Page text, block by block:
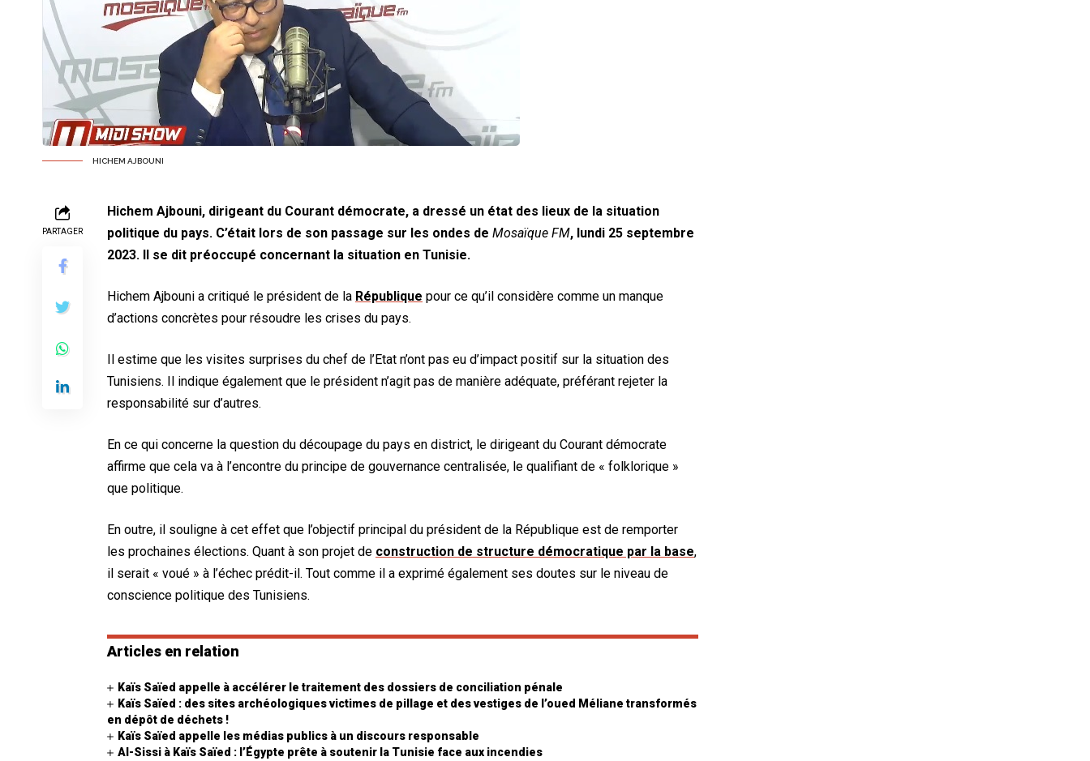
HICHEM AJBOUNI
PARTAGER
Hichem Ajbouni, dirigeant du Courant démocrate, a dressé un état des lieux de la situation
politique du pays. C’était lors de son passage sur les ondes de Mosaïque FM, lundi 25 septembre
2023. Il se dit préoccupé concernant la situation en Tunisie.
Hichem Ajbouni a critiqué le président de la République pour ce qu’il considère comme un manque
d’actions concrètes pour résoudre les crises du pays.
Il estime que les visites surprises du chef de l’Etat n’ont pas eu d’impact positif sur la situation des
Tunisiens. Il indique également que le président n’agit pas de manière adéquate, préférant rejeter la
responsabilité sur d’autres.
En ce qui concerne la question du découpage du pays en district, le dirigeant du Courant démocrate
affirme que cela va à l’encontre du principe de gouvernance centralisée, le qualifiant de « folklorique »
que politique.
En outre, il souligne à cet effet que l’objectif principal du président de la République est de remporter
les prochaines élections. Quant à son projet de construction de structure démocratique par la base,
il serait « voué » à l’échec prédit-il. Tout comme il a exprimé également ses doutes sur le niveau de
conscience politique des Tunisiens.
Articles en relation
Kaïs Saïed appelle à accélérer le traitement des dossiers de conciliation pénale
Kaïs Saïed : des sites archéologiques victimes de pillage et des vestiges de l’oued Méliane transformés
en dépôt de déchets !
Kaïs Saïed appelle les médias publics à un discours responsable
Al-Sissi à Kaïs Saïed : l’Égypte prête à soutenir la Tunisie face aux incendies